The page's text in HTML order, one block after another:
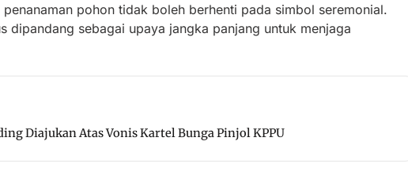
pohon tidak boleh berhenti pada simbol seremonial.
dipandang sebagai upaya jangka panjang untuk menjaga
Diajukan Atas Vonis Kartel Bunga Pinjol KPPU